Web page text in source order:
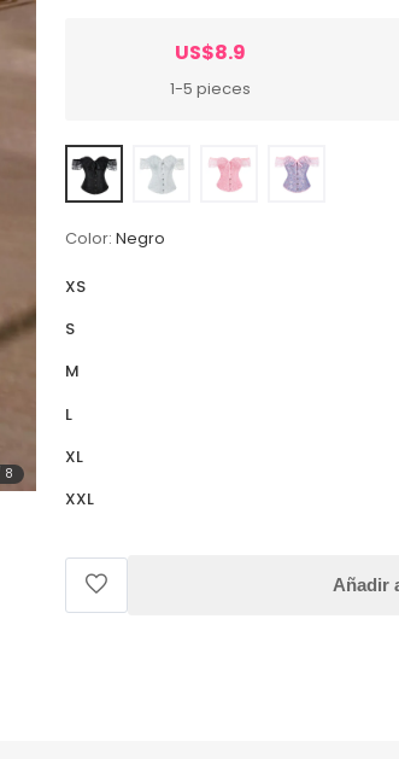
8
US$8.9
1-5 pieces
Color: Negro
XS
S
M
L
XL
XXL
Añadir